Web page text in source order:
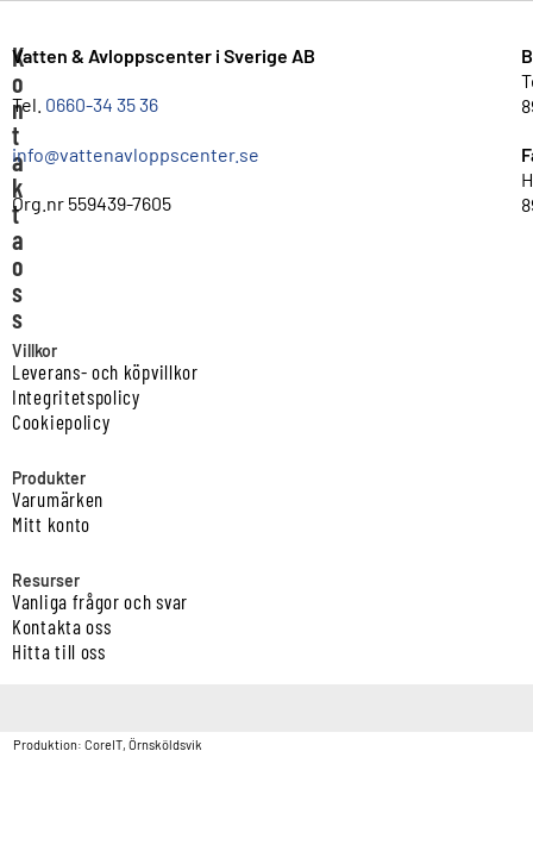
K
o
n
t
a
k
t
a
o
s
s
Vatten & Avloppscenter i Sverige AB
Tel. 0660-34 35 36
info@vattenavloppscenter.se
Org.nr 559439-7605
Villkor
Leverans- och köpvillkor
Integritetspolicy
Cookiepolicy
Produkter
Varumärken
Mitt konto
Resurser
Vanliga frågor och svar
Kontakta oss
Hitta till oss
Produktion: CoreIT, Örnsköldsvik